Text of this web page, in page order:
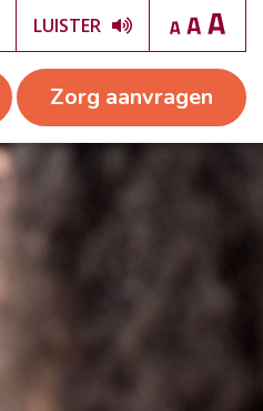
LUISTER
Zorg aanvragen